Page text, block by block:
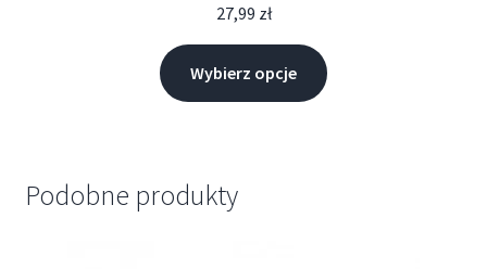
27,99 zł
Wybierz opcje
Podobne produkty